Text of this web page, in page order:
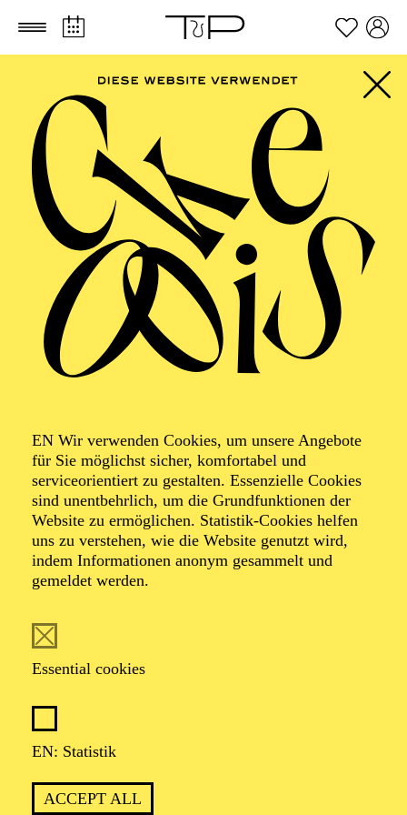
Zum Hauptinhalt springen Zum Footer springen
EN Wir verwenden Cookies, um unsere Angebote
für Sie möglichst sicher, komfortabel und
serviceorientiert zu gestalten. Essenzielle Cookies
sind unentbehrlich, um die Grundfunktionen der
Website zu ermöglichen. Statistik-Cookies helfen
uns zu verstehen, wie die Website genutzt wird,
indem Informationen anonym gesammelt und
gemeldet werden.
Essential cookies
EN: Statistik
ACCEPT ALL
FILTER
NOVEMBER 2026
PHILHARMONIE ESSEN
Sunday
01.11.2026
10:00 - 15:00
Festsaal
NOW! "SILKROAD KIDS"
Für Kinder von 8 bis 14 Jahren
PHILHARMONIE ESSEN
Sunday
11:00 - 11:45
KINDERKONZERT
AKKORDEON ZUM
ANFASSEN
Für Kinder von 4 bis 6 Jahren